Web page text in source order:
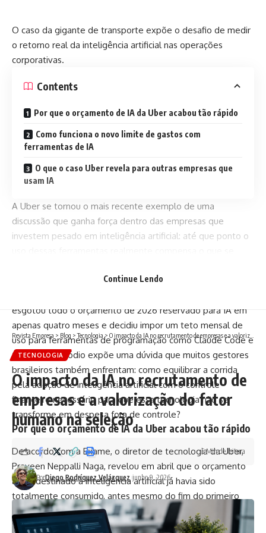
O caso da gigante de transporte expõe o desafio de medir
o retorno real da inteligência artificial nas operações
corporativas.
Contents
Por que o orçamento de IA da Uber acabou tão rápido
Como funciona o novo limite de gastos com
ferramentas de IA
O que o caso Uber revela para outras empresas que
usam IA
A Uber se tornou o mais recente exemplo de uma
discussão que ganha força dentro das empresas que
investem pesado em inteligência artificial: até que ponto o
Exame em 13 de junho de 2026, com base em dados da
esgotou todo o orçamento de 2026 reservado para IA em
apenas quatro meses e decidiu impor um teto mensal de
uso para ferramentas de programação como Claude Code e
Cursor. O episódio expõe uma dúvida que muitos gestores
brasileiros também enfrentam: como equilibrar a corrida
pela adoção de inteligência artificial com o controle
financeiro necessário para que essa tecnologia não se
transforme em despesa fora de controle?
Por que o orçamento de IA da Uber acabou tão rápido
De acordo com a Exame, o diretor de tecnologia da Uber,
Praveen Neppalli Naga, revelou em abril que o orçamento
anual destinado à inteligência artificial já havia sido
totalmente consumido, antes mesmo do fim do primeiro
semestre. O motivo está ligado à forma como essas
ferramentas funcionam. Modelos avançados de IA exigem
Continue Lendo
Revista Empresa > Blog >Tecnologia> O impacto da IA no recrutamento de empresas e a valorização do fator humano na seleção
TECNOLOGIA
O impacto da IA no recrutamento de
empresas e a valorização do fator
humano na seleção
PorDiego Rodríguez Velázquez junho 9, 2026
5 Min de leitura